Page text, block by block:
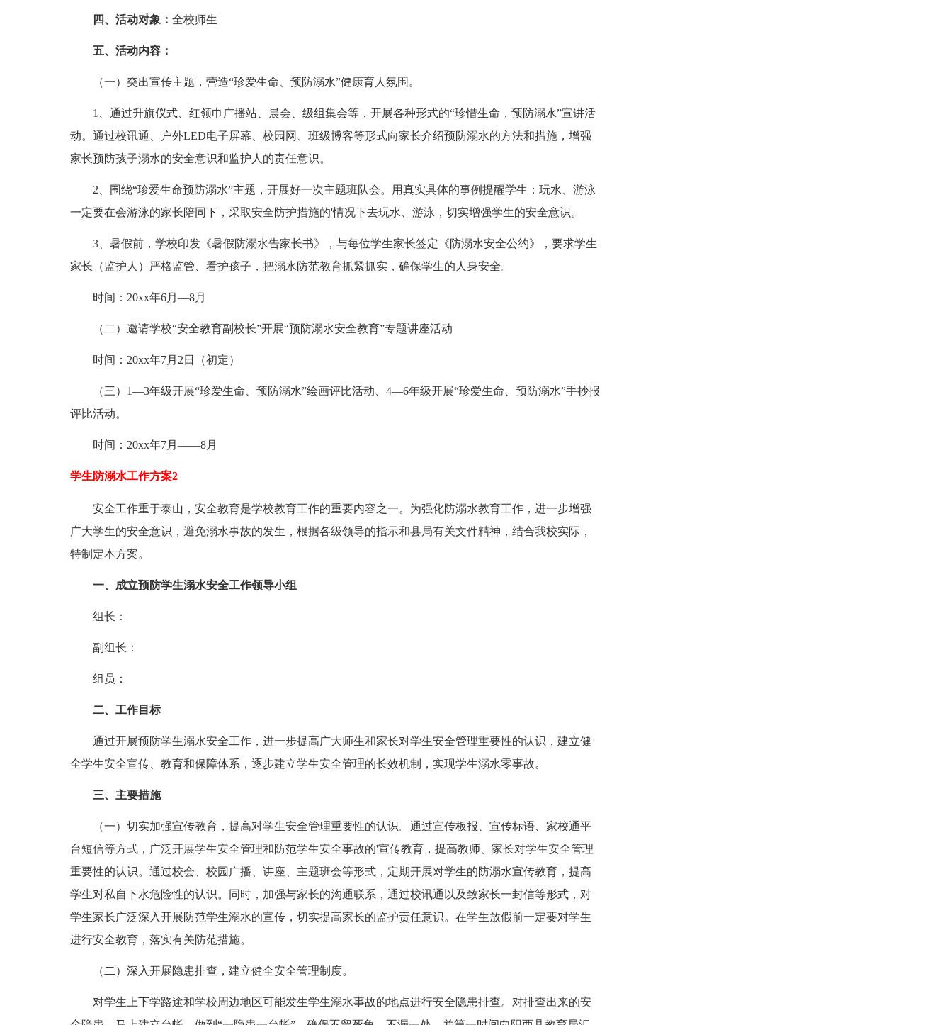
四、活动对象： 全校师生
五、活动内容：
（一）突出宣传主题，营造“珍爱生命、预防溺水”健康育人氛围。
1、通过升旗仪式、红领巾广播站、晨会、级组集会等，开展各种形式的“珍惜生命，预防溺水”宣讲活
动。通过校讯通、户外LED电子屏幕、校园网、班级博客等形式向家长介绍预防溺水的方法和措施，增强
家长预防孩子溺水的安全意识和监护人的责任意识。
2、围绕“珍爱生命预防溺水”主题，开展好一次主题班队会。用真实具体的事例提醒学生：玩水、游泳
一定要在会游泳的家长陪同下，采取安全防护措施的'情况下去玩水、游泳，切实增强学生的安全意识。
3、暑假前，学校印发《暑假防溺水告家长书》，与每位学生家长签定《防溺水安全公约》，要求学生
家长（监护人）严格监管、看护孩子，把溺水防范教育抓紧抓实，确保学生的人身安全。
时间：20xx年6月―8月
（二）邀请学校“安全教育副校长”开展“预防溺水安全教育”专题讲座活动
时间：20xx年7月2日（初定）
（三）1―3年级开展“珍爱生命、预防溺水”绘画评比活动、4―6年级开展“珍爱生命、预防溺水”手抄报
评比活动。
时间：20xx年7月――8月
学生防溺水工作方案2
安全工作重于泰山，安全教育是学校教育工作的重要内容之一。为强化防溺水教育工作，进一步增强
广大学生的安全意识，避免溺水事故的发生，根据各级领导的指示和县局有关文件精神，结合我校实际，
特制定本方案。
一、成立预防学生溺水安全工作领导小组
组长：
副组长：
组员：
二、工作目标
通过开展预防学生溺水安全工作，进一步提高广大师生和家长对学生安全管理重要性的认识，建立健
全学生安全宣传、教育和保障体系，逐步建立学生安全管理的长效机制，实现学生溺水零事故。
三、主要措施
（一）切实加强宣传教育，提高对学生安全管理重要性的认识。通过宣传板报、宣传标语、家校通平
台短信等方式，广泛开展学生安全管理和防范学生安全事故的'宣传教育，提高教师、家长对学生安全管理
重要性的认识。通过校会、校园广播、讲座、主题班会等形式，定期开展对学生的防溺水宣传教育，提高
学生对私自下水危险性的认识。同时，加强与家长的沟通联系，通过校讯通以及致家长一封信等形式，对
学生家长广泛深入开展防范学生溺水的宣传，切实提高家长的监护责任意识。在学生放假前一定要对学生
进行安全教育，落实有关防范措施。
（二）深入开展隐患排查，建立健全安全管理制度。
对学生上下学路途和学校周边地区可能发生学生溺水事故的地点进行安全隐患排查。对排查出来的安